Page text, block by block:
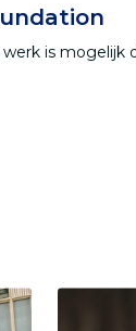
is